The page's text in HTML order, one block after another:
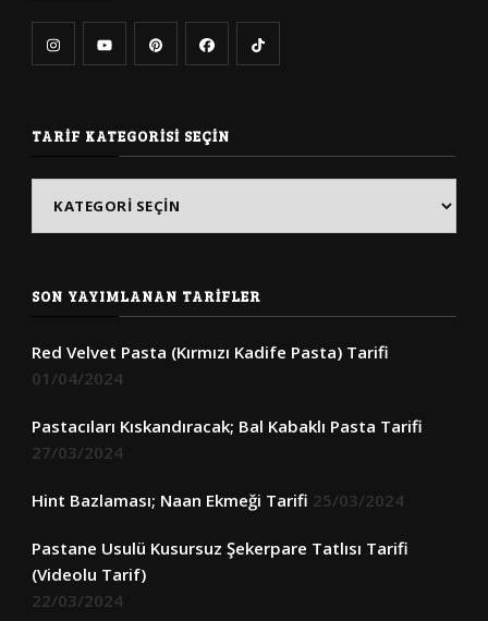
TARIF KATEGORISI SEÇIN
SON YAYIMLANAN TARIFLER
Red Velvet Pasta (Kırmızı Kadife Pasta) Tarifi
01/04/2024
Pastacıları Kıskandıracak; Bal Kabaklı Pasta Tarifi
27/03/2024
Hint Bazlaması; Naan Ekmeği Tarifi 25/03/2024
Pastane Usulü Kusursuz Şekerpare Tatlısı Tarifi
(Videolu Tarif)
22/03/2024